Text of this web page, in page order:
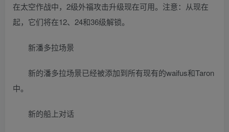
在太空作战中，2级外福攻击升级现在可用。注意：从现在
起，它们将在12、24和36级解锁。
新潘多拉场景
新的潘多拉场景已经被添加到所有现有的waifus和Taron
中。
新的船上对话